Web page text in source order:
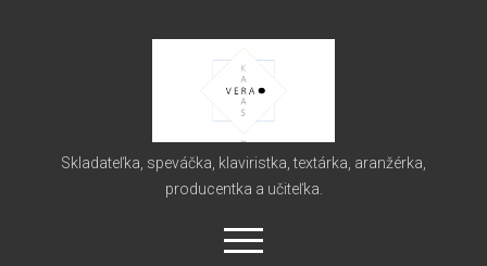
Karas
Skladateľka, speváčka, klaviristka, textárka, aranžérka,
producentka a učiteľka.
open
menu